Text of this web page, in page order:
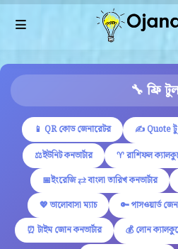
🔧 ফ্রি
📱 QR কোড জেনারেটর ✍ Quote টু
⚖️ইউনিট কনভার্টার
♈ রাশিফল
📅ইংরেজি ⇄ বাংলা তারিখ কনভার্টার
💖 ভালোবাসা ম্যাচ
🔑 পাসওয়ার্ড
⏰ টাইম জোন কনভার্টার
💰 লোন